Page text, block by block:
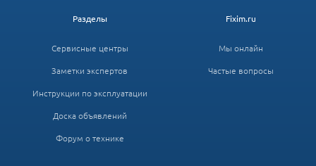
Fixim.ru
Мы онлайн
Частые вопросы
Разделы
Сервисные центры
Заметки экспертов
Инструкции по эксплуатации
Доска объявлений
Форум о технике